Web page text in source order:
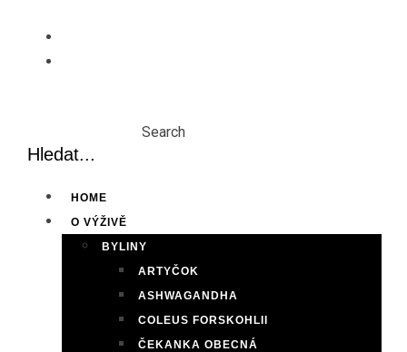
content
Search
HOME
O VÝŽIVĚ
BYLINY
ARTYČOK
ASHWAGANDHA
COLEUS FORSKOHLII
ČEKANKA OBECNÁ